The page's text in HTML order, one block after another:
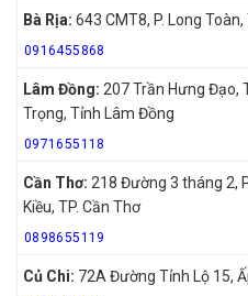
Bà Rịa: 643 CMT8, P. Long
0916455868
Lâm Đồng: 207 Trần Hưng Đạo,
Trọng, Tỉnh Lâm Đồng
0971655118
Cần Thơ: 218 Đường 3 tháng 2,
Kiều, TP. Cần Thơ
0898655119
Củ Chi: 72A Đường Tỉnh Lộ 15,